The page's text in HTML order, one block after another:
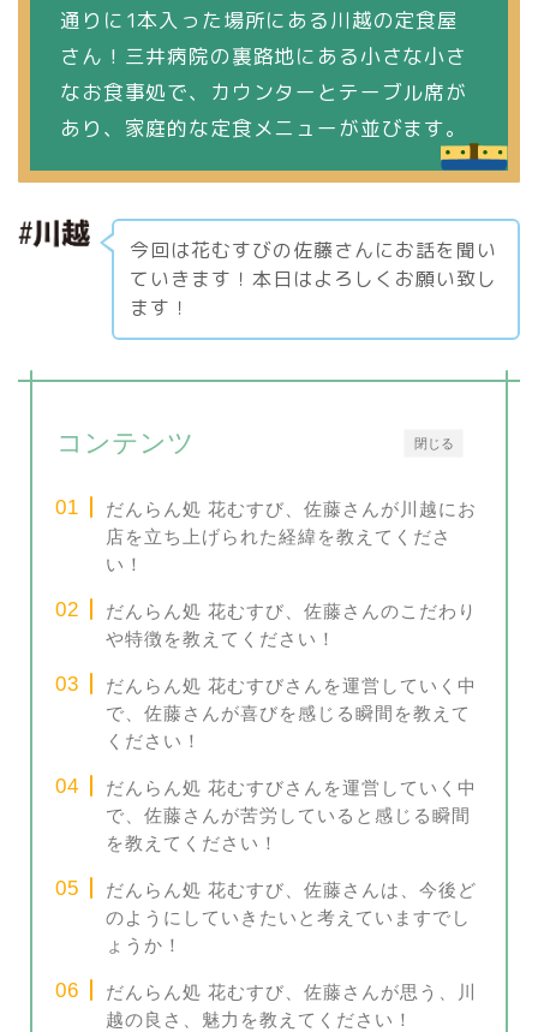
通りに1本入った場所にある川越の定食屋
さん！三井病院の裏路地にある小さな小さ
なお食事処で、カウンターとテーブル席が
あり、家庭的な定食メニューが並びます。
今回は花むすびの佐藤さんにお話を聞い
ていきます！本日はよろしくお願い致し
ます！
閉じる
コンテンツ
だんらん処 花むすび、佐藤さんが川越にお
店を立ち上げられた経緯を教えてくださ
い！
だんらん処 花むすび、佐藤さんのこだわり
や特徴を教えてください！
だんらん処 花むすびさんを運営していく中
で、佐藤さんが喜びを感じる瞬間を教えて
ください！
だんらん処 花むすびさんを運営していく中
で、佐藤さんが苦労していると感じる瞬間
を教えてください！
だんらん処 花むすび、佐藤さんは、今後ど
のようにしていきたいと考えていますでし
ょうか！
だんらん処 花むすび、佐藤さんが思う、川
越の良さ、魅力を教えてください！